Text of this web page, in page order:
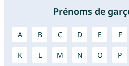
Prénoms de
A B C D E F
K L M N O P